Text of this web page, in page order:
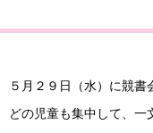
５月２９日（水）に競
どの児童も集中して、一